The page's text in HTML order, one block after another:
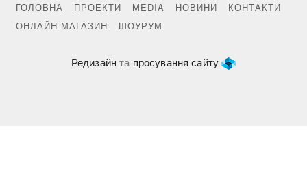
ГОЛОВНА ПРОЕКТИ MEDIA НОВИНИ
КОНТАКТИ
ОНЛАЙН МАГАЗИН
ШОУРУМ
Редизайнта просування сайту